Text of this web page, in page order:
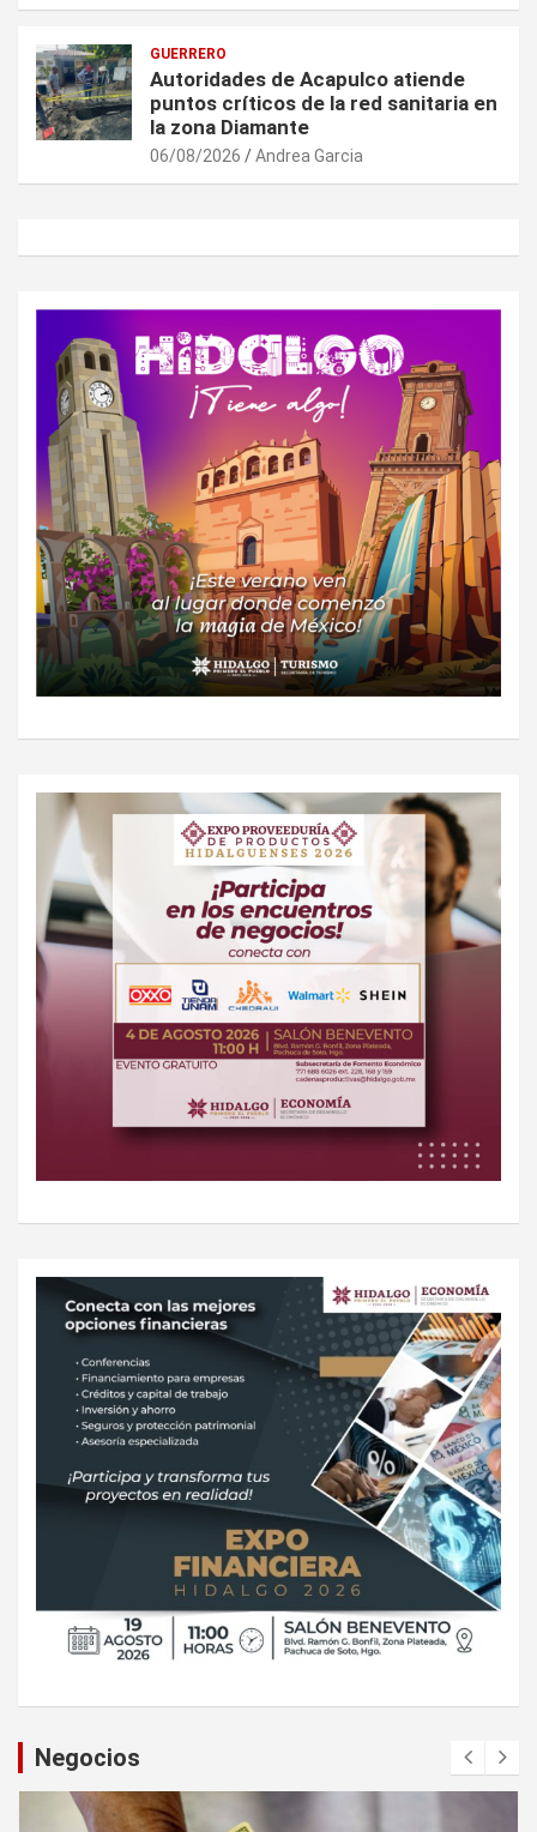
GUERRERO
Autoridades de Acapulco atiende
puntos críticos de la red sanitaria en
la zona Diamante
06/08/2026 Andrea Garcia
Negocios